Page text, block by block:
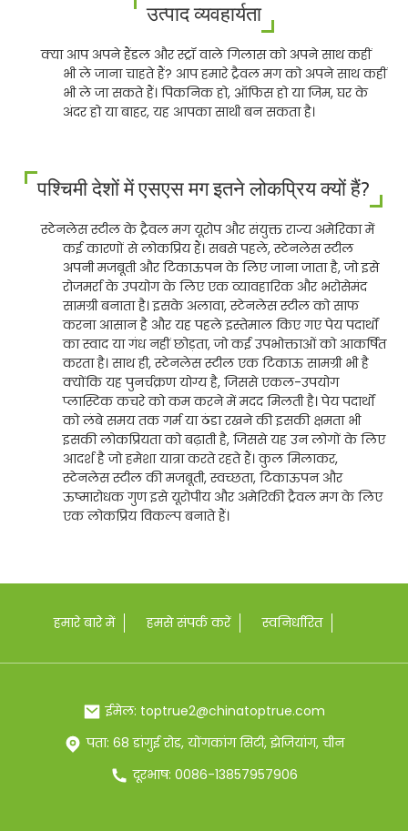
उत्पाद व्यवहार्यता
क्या आप अपने हैंडल और स्ट्रॉ वाले गिलास को अपने साथ कहीं
भी ले जाना चाहते हैं? आप हमारे ट्रैवल मग को अपने साथ कहीं
भी ले जा सकते हैं। पिकनिक हो, ऑफिस हो या जिम, घर के
अंदर हो या बाहर, यह आपका साथी बन सकता है।
पश्चिमी देशों में एसएस मग इतने लोकप्रिय क्यों हैं?
स्टेनलेस स्टील के ट्रैवल मग यूरोप और संयुक्त राज्य अमेरिका में
कई कारणों से लोकप्रिय हैं। सबसे पहले, स्टेनलेस स्टील
अपनी मजबूती और टिकाऊपन के लिए जाना जाता है, जो इसे
रोजमर्रा के उपयोग के लिए एक व्यावहारिक और भरोसेमंद
सामग्री बनाता है। इसके अलावा, स्टेनलेस स्टील को साफ
करना आसान है और यह पहले इस्तेमाल किए गए पेय पदार्थों
का स्वाद या गंध नहीं छोड़ता, जो कई उपभोक्ताओं को आकर्षित
करता है। साथ ही, स्टेनलेस स्टील एक टिकाऊ सामग्री भी है
क्योंकि यह पुनर्चक्रण योग्य है, जिससे एकल-उपयोग
प्लास्टिक कचरे को कम करने में मदद मिलती है। पेय पदार्थों
को लंबे समय तक गर्म या ठंडा रखने की इसकी क्षमता भी
इसकी लोकप्रियता को बढ़ाती है, जिससे यह उन लोगों के लिए
आदर्श है जो हमेशा यात्रा करते रहते हैं। कुल मिलाकर,
स्टेनलेस स्टील की मजबूती, स्वच्छता, टिकाऊपन और
ऊष्मारोधक गुण इसे यूरोपीय और अमेरिकी ट्रैवल मग के लिए
एक लोकप्रिय विकल्प बनाते हैं।
हमारे बारे में हमसे संपर्क करें स्वनिर्धारित
ईमेल: toptrue2@chinatoptrue.com
पता: 68 डांगुई रोड, योंगकांग सिटी, झेजियांग, चीन
दूरभाष: 0086-13857957906